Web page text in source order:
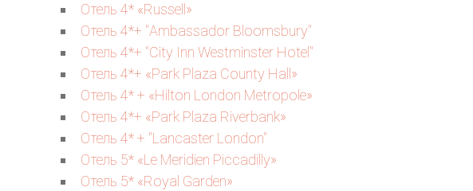
Отель 4* «Russell»
Отель 4*+ "Ambassador Bloomsbury"
Отель 4*+ "City Inn Westminster Hotel"
Отель 4*+ «Park Plaza County Hall»
Отель 4* + «Hilton London Metropole»
Отель 4*+ «Park Plaza Riverbank»
Отель 4* + "Lancaster London"
Отель 5* «Le Meridien Piccadilly»
Отель 5* «Royal Garden»